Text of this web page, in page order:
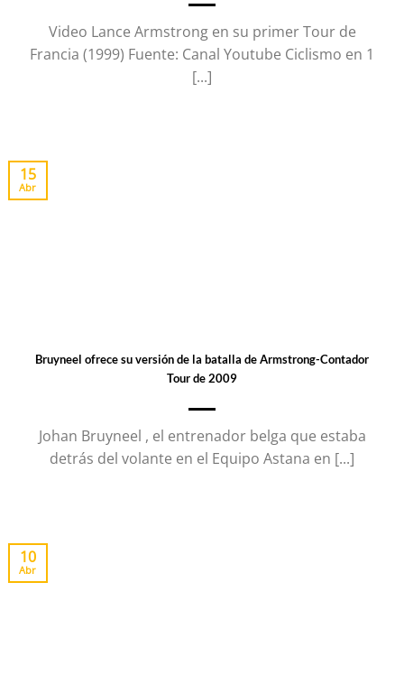
Video Lance Armstrong en su primer Tour de
Francia (1999) Fuente: Canal Youtube Ciclismo en 1
[...]
Bruyneel ofrece su versión de la batalla de Armstrong-Contador
Tour de 2009
Johan Bruyneel , el entrenador belga que estaba
detrás del volante en el Equipo Astana en [...]
15
Abr
10
Abr